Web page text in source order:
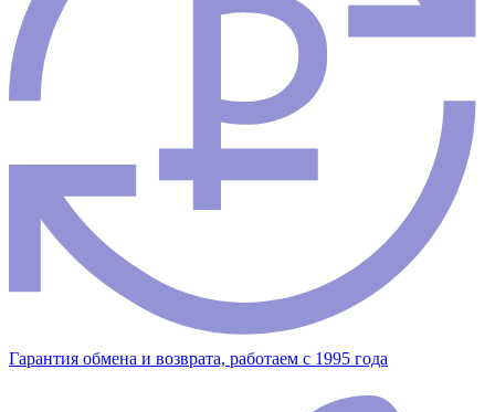
Гарантия обмена и возврата, работаем с 1995 года